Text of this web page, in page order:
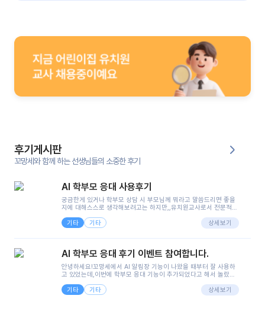
후기게시판
꼬망세와 함께 하는 선생님들의 소중한 후기
AI 학부모 응대 사용후기
궁금한게 있거나 학부모 상담 시 부모님께 뭐라고 말씀드리면 좋을
지에 대해스스로 생각해보려고는 하지만,,유치원교사로서 전문적인
려니 어려울때가...^^(저만 그런거 아니죠 ㅜㅜ)꼬망봇의 장점은 지
피티나 제미나이는 몇세이고 여자인지 남자인지 등그래도 좀 기본
정보를 제공하면서 물어봐야할 때가 있어그때마다 정보를 입력하는
으셔서 고민이 됐는데ai 학부모 응대를 써볼 수 있어서 좋았어요!앞
면..)그리고 제가 신입 때 이게 있었더라면 ㅜㅜㅜㅜ?응대 팁이 정말
좋은거 같아요지금은 그래도 아이들이 잘 이해 되지만초임 때는 정
말 어려워서 항상다른 선생님들께 도움을 요청했었거든요..ㅠ*일지
쓸 때도 좀 도움이 되는 거 같아요!
기타 기타 상세보기
AI 학부모 응대 후기 이벤트 참여합니다.
안녕하세요!꼬망세에서 AI 알림장 기능이 나왔을 때부터 잘 사용하
고 있었는데,이번에 학부모 응대 기능이 추가되었다고 해서 놀랐습
님 응대에 더 많은 부담을 느끼고 있습니다 ㅠㅠ이번에 제가 원에서
겪은 일과 학부모님께 전달드렸던 내용을 함께 보시고,저와 비슷한
기타 기타 상세보기